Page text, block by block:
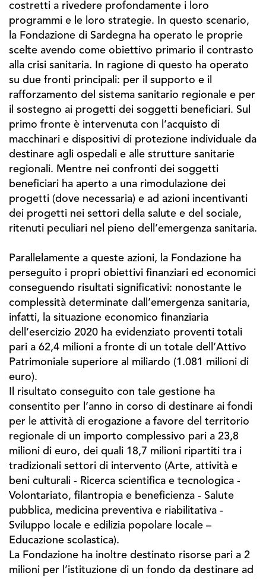
costretti a rivedere profondamente i loro
programmi e le loro strategie. In questo scenario,
la Fondazione di Sardegna ha operato le proprie
scelte avendo come obiettivo primario il contrasto
alla crisi sanitaria. In ragione di questo ha operato
su due fronti principali: per il supporto e il
rafforzamento del sistema sanitario regionale e per
il sostegno ai progetti dei soggetti beneficiari. Sul
primo fronte è intervenuta con l’acquisto di
macchinari e dispositivi di protezione individuale da
destinare agli ospedali e alle strutture sanitarie
regionali. Mentre nei confronti dei soggetti
beneficiari ha aperto a una rimodulazione dei
progetti (dove necessaria) e ad azioni incentivanti
dei progetti nei settori della salute e del sociale,
ritenuti peculiari nel pieno dell’emergenza sanitaria.
Parallelamente a queste azioni, la Fondazione ha
perseguito i propri obiettivi finanziari ed economici
conseguendo risultati significativi: nonostante le
complessità determinate dall’emergenza sanitaria,
infatti, la situazione economico finanziaria
dell’esercizio 2020 ha evidenziato proventi totali
pari a 62,4 milioni a fronte di un totale dell’Attivo
Patrimoniale superiore al miliardo (1.081 milioni di
euro).
Il risultato conseguito con tale gestione ha
consentito per l’anno in corso di destinare ai fondi
per le attività di erogazione a favore del territorio
regionale di un importo complessivo pari a 23,8
milioni di euro, dei quali 18,7 milioni ripartiti tra i
tradizionali settori di intervento (Arte, attività e
beni culturali - Ricerca scientifica e tecnologica -
Volontariato, filantropia e beneficienza - Salute
pubblica, medicina preventiva e riabilitativa -
Sviluppo locale e edilizia popolare locale –
Educazione scolastica).
La Fondazione ha inoltre destinato risorse pari a 2
milioni per l’istituzione di un fondo da destinare ad